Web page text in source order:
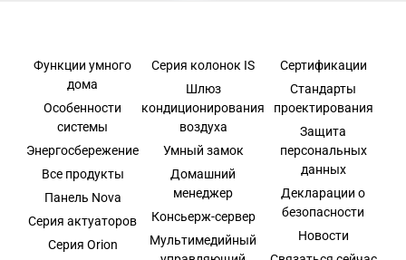
Функции умного
дома
Особенности
системы
Энергосбережение
Все продукты
Панель Nova
Серия актуаторов
Серия Orion
Серия колонок IS
Шлюз
кондиционирования
воздуха
Умный замок
Домашний
менеджер
Консьерж-сервер
Мультимедийный
Сертификации
Стандарты
проектирования
Защита
персональных
данных
Декларации о
безопасности
Новости